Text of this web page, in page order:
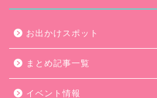
お出かけスポット
まとめ記事一覧
イベント情報